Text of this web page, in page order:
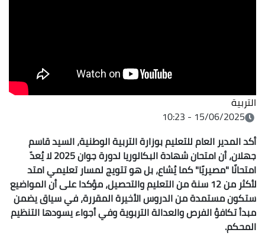
التربية
15/06/2025 - 10:23
أكد المدير العام للتعليم بوزارة التربية الوطنية، السيد قاسم
جهلان، أن امتحان شهادة البكالوريا لدورة جوان 2025 لا يُعدّ
امتحانًا "مصيريًا" كما يُشاع، بل هو تتويج لمسار تعليمي امتد
لأكثر من 12 سنة من التعليم والتحصيل، مؤكدا على أن المواضيع
ستكون مستمدة من الدروس الأخيرة المقررة، في سياق يضمن
مبدأ تكافؤ الفرص والعدالة التربوية وفي أجواء يسودها التنظيم
المحكم.